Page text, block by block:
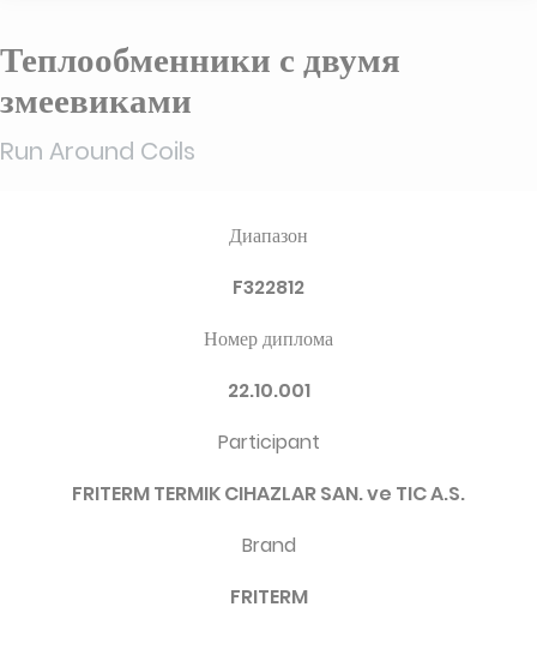
Теплообменники с двумя
змеевиками
Run Around Coils
Диапазон
F322812
Номер диплома
22.10.001
Participant
FRITERM TERMIK CIHAZLAR SAN. ve TIC A.S.
Brand
FRITERM